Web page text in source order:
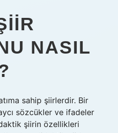
NASIL
sahip şiirlerdir. Bir
sözcükler ve ifadeler
şiirin özellikleri